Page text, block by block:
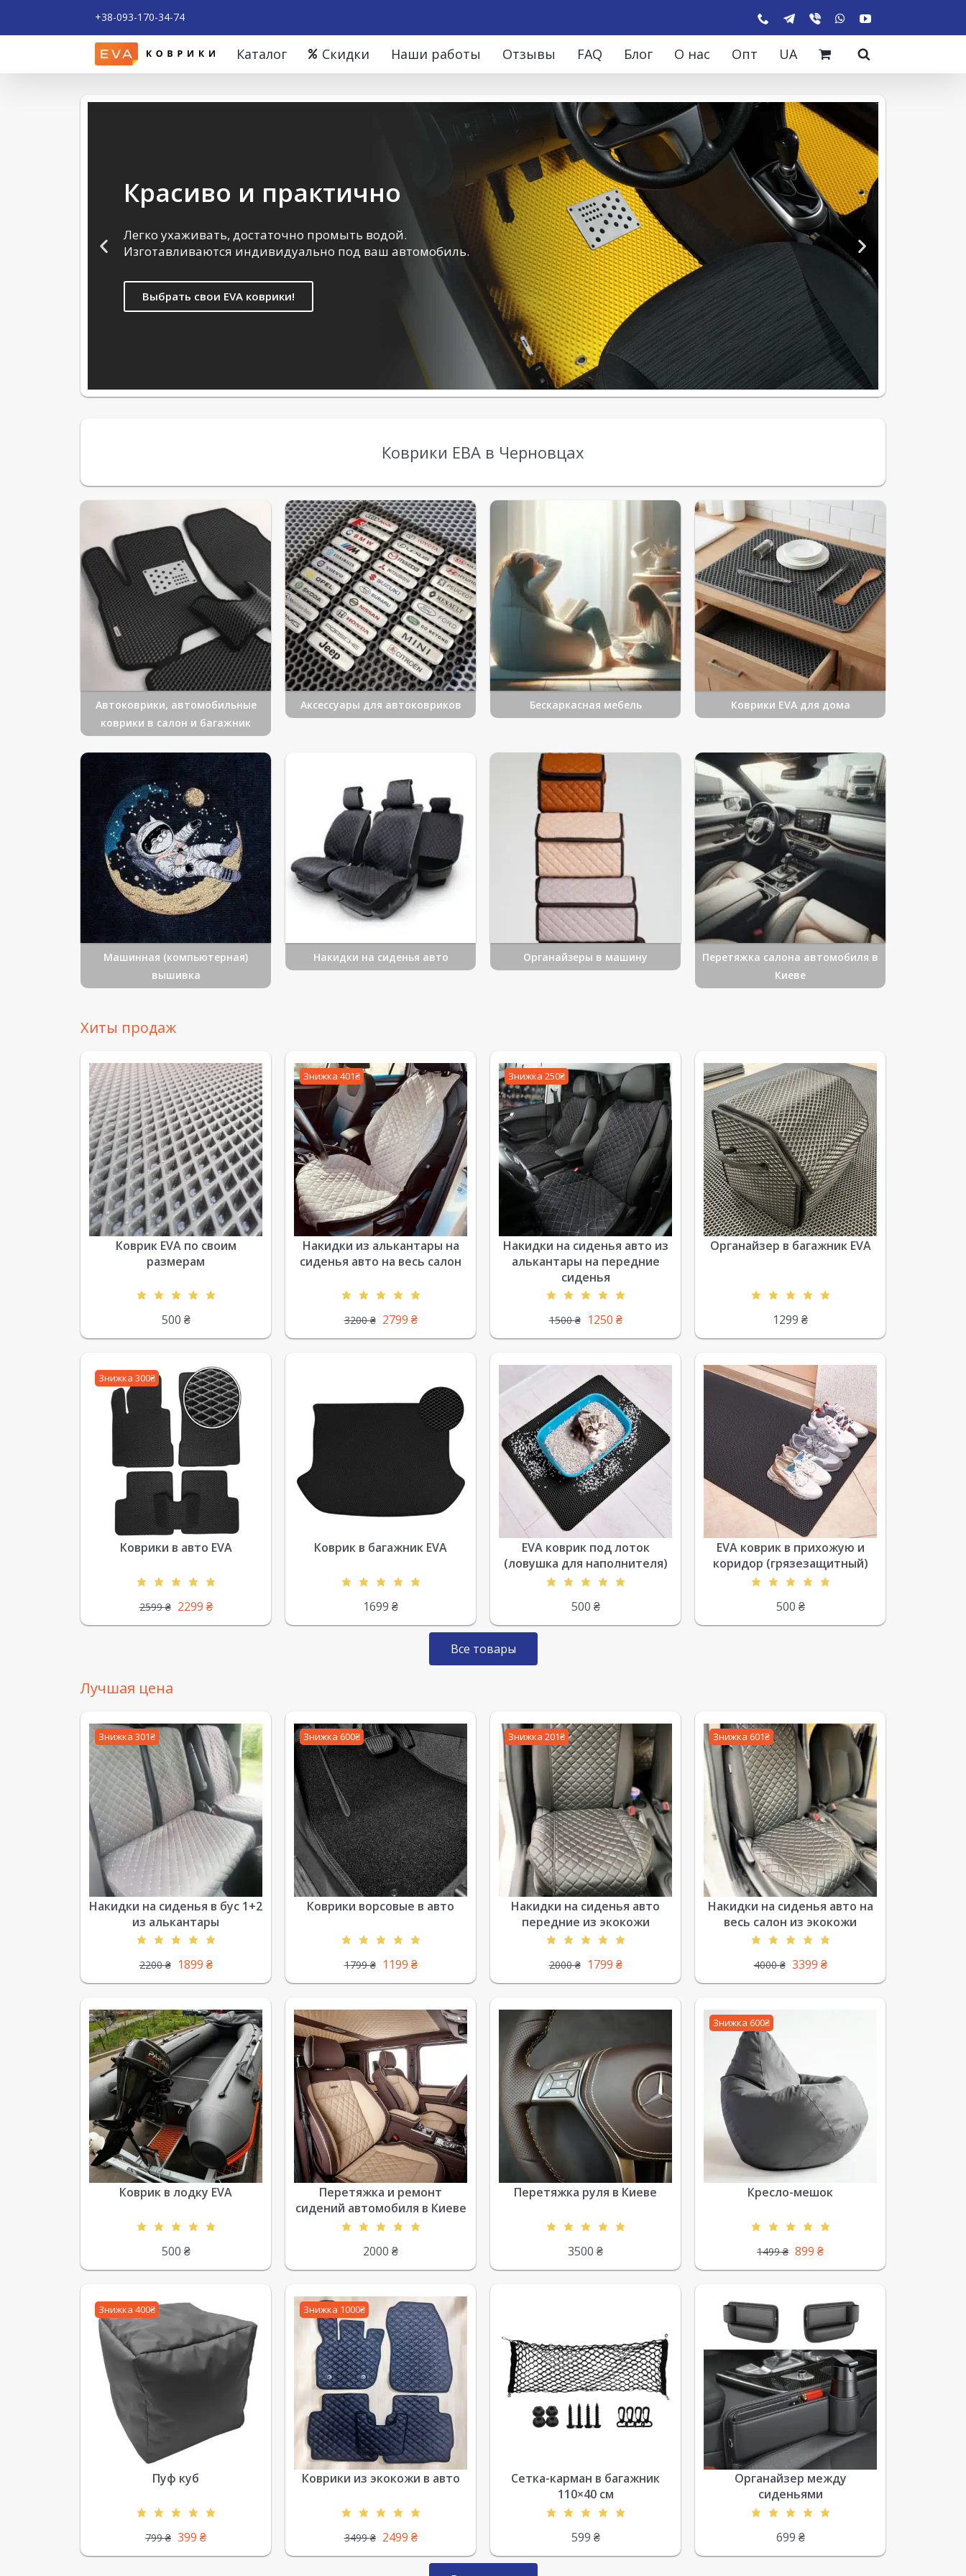
+38-093-170-34-74
Каталог Скидки Наши работы Отзывы FAQ Блог О нас Опт UA
Красиво и практично
Легко ухаживать, достаточно промыть водой.
Изготавливаются индивидуально под ваш автомобиль.
Выбрать свои EVA коврики!
Коврики ЕВА в Черновцах
Автоковрики, автомобильные
коврики в салон и багажник
Аксессуары для автоковриков Бескаркасная мебель Коврики EVA для дома
Машинная (компьютерная)
вышивка
Накидки на сиденья авто Органайзеры в машину
Перетяжка салона автомобиля в
Киеве
Хиты продаж
Коврик EVA по своим
размерам
500 ₴
Знижка 401₴
Накидки из алькантары на
сиденья авто на весь салон
3200₴ 2799 ₴
Знижка 250₴
Накидки на сиденья авто из
алькантары на передние
сиденья
1500₴ 1250 ₴
Органайзер в багажник EVA
1299 ₴
Знижка 300₴
Коврики в авто EVA
2599₴ 2299 ₴
Коврик в багажник EVA
1699 ₴
EVA коврик под лоток
(ловушка для наполнителя)
500 ₴
EVA коврик в прихожую и
коридор (грязезащитный)
500 ₴
Все товары
Лучшая цена
Знижка 301₴
Накидки на сиденья в бус 1+2
из алькантары
2200₴ 1899 ₴
Знижка 600₴
Коврики ворсовые в авто
1799₴ 1199 ₴
Знижка 201₴
Накидки на сиденья авто
передние из экокожи
2000₴ 1799 ₴
Знижка 601₴
Накидки на сиденья авто на
весь салон из экокожи
4000₴ 3399 ₴
Коврик в лодку EVA
500 ₴
Перетяжка и ремонт
сидений автомобиля в Киеве
2000 ₴
Перетяжка руля в Киеве
3500 ₴
Знижка 600₴
Кресло-мешок
1499₴ 899 ₴
Знижка 400₴
Пуф куб
799₴ 399 ₴
Знижка 1000₴
Коврики из экокожи в авто
3499₴ 2499 ₴
Сетка-карман в багажник
110×40 см
599 ₴
Органайзер между
сиденьями
699 ₴